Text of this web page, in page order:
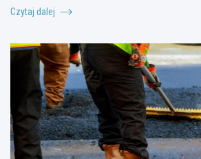
Czytaj dalej